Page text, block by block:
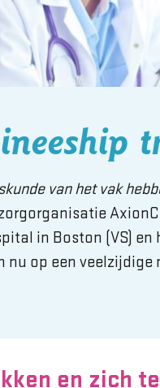
van het vak
in Boston (VS)
nu op een
en zich